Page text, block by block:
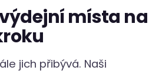
místa na
jich přibývá. Naši